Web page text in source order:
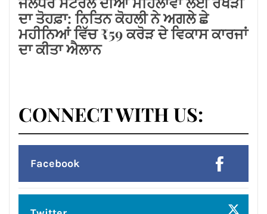
ਜਲੰਧਰ ਸੈਂਟਰਲ ਦੀਆਂ ਮਹਿਲਾਵਾਂ ਲਈ ਰੱਖੜੀ
ਦਾ ਤੋਹਫ਼ਾ: ਨਿਤਿਨ ਕੋਹਲੀ ਨੇ ਅਗਲੇ ਛੇ
ਮਹੀਨਿਆਂ ਵਿੱਚ ₹59 ਕਰੋੜ ਦੇ ਵਿਕਾਸ ਕਾਰਜਾਂ
ਦਾ ਕੀਤਾ ਐਲਾਨ